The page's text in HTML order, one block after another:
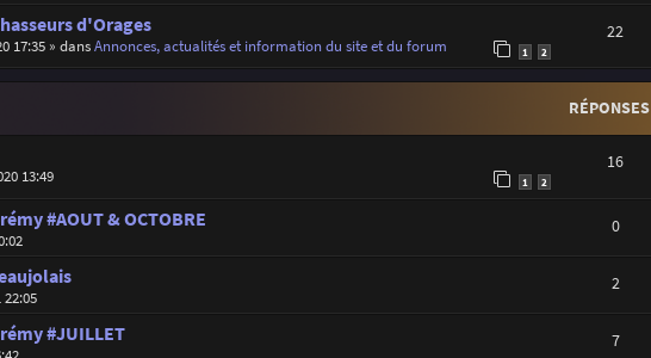
d'Orages
17:35» dansAnnonces, actualités et information du site et du forum 1 2
22
RÉPONSES
13:49 1 2
16
#AOUT & OCTOBRE 0
2
#JUILLET 7